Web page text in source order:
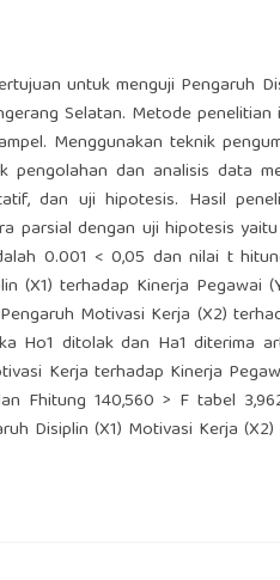
untuk menguji Pengaruh
Selatan. Metode
Menggunakan teknik
pengolahan dan analisis data
dan uji hipotesis. Hasil
parsial dengan uji hipotesis
0.001 < 0,05 dan nilai t
(X1) terhadap Kinerja
Motivasi Kerja (X2)
Ho1 ditolak dan Ha1 diterima
Kerja terhadap Kinerja
Fhitung 140,560 > F tabel
Disiplin (X1) Motivasi Kerja